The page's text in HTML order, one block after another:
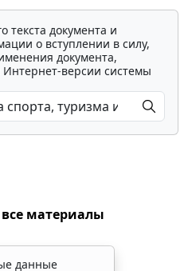
текста документа и
о вступлении в силу,
документа,
Интернет-версии системы
материалы
данные